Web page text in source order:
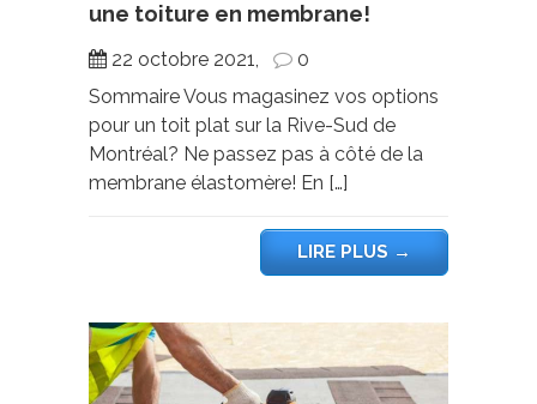
une toiture en membrane!
22 octobre 2021,
0
Sommaire Vous magasinez vos options
pour un toit plat sur la Rive-Sud de
Montréal? Ne passez pas à côté de la
membrane élastomère! En […]
LIRE PLUS→